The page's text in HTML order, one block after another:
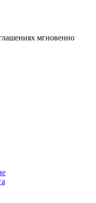
мгновенно